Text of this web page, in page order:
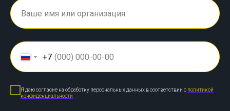
+7
Я даю согласие на обработку персональных данных в соответствии с политикой
конфиденциальности